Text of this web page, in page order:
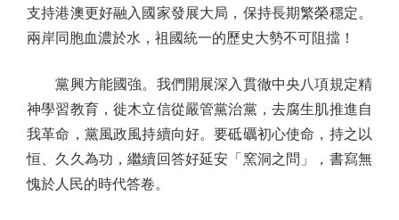
支持港澳更好融入國家發展大局，保持長期繁榮穩定。
兩岸同胞血濃於水，祖國統一的歷史大勢不可阻擋！
黨興方能國強。我們開展深入貫徹中央八項規定精
神學習教育，徙木立信從嚴管黨治黨，去腐生肌推進自
我革命，黨風政風持續向好。要砥礪初心使命，持之以
恒、久久為功，繼續回答好延安「窯洞之問」，書寫無
愧於人民的時代答卷。